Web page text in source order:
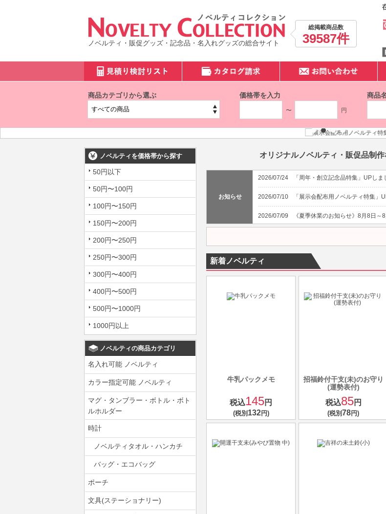
ノベルティ・販促グッズ・記念品・名入れグッズの総合サイト
総掲載商品数
39587件
商品カテゴリから選ぶ 価格帯を入力
〜 円
商品
ノベルティを価格帯から探す
50円以下
50円〜100円
100円〜150円
150円〜200円
200円〜250円
250円〜300円
300円〜400円
400円〜500円
500円〜1000円
1000円以上
ノベルティの商品カテゴリ
名入れ可能 ノベルティ
カラー指定可能 ノベルティ
マグ・タンブラー・ボトル・ボト
ルホルダー
時計
ノベルティタオル・ハンカチ
バッグ・エコバッグ
ポーチ
文具(ステーショナリー)
オリジナルノベルティ・販促品制
お知らせ
2026/07/24 「周年・創立記念品特集」UPしま
2026/07/10 「展示会配布用ノベルティ特集」
2026/07/09 《夏季休業のお知らせ》8月8日～
新着ノベルティ
牛乳パックメモ
税込145円
(税別132円)
招福鈴付干支(未)のお守り
(運勢表付)
税込85円
(税別 78円)